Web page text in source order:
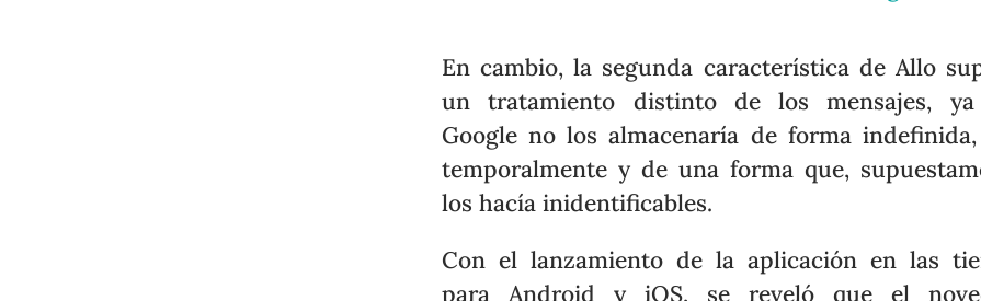
En cambio, la segunda característica de Allo
un tratamiento distinto de los mensajes,
Google no los almacenaría de forma
temporalmente y de una forma que,
los hacía inidentificables.
Con el lanzamiento de la aplicación en las
para Android y iOS, se reveló que el